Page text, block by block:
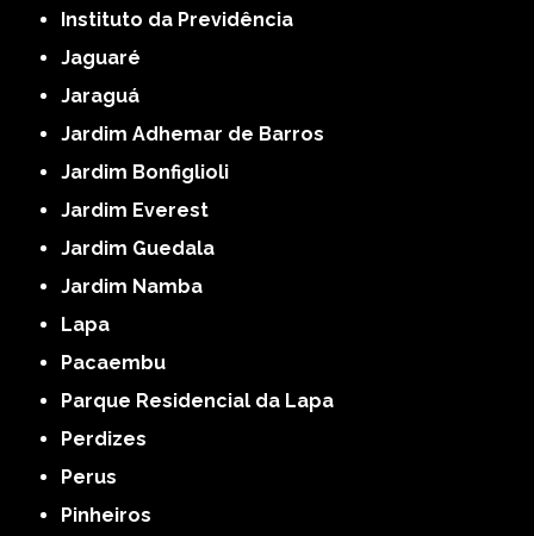
Instituto da Previdência
Jaguaré
Jaraguá
Jardim Adhemar de Barros
Jardim Bonfiglioli
Jardim Everest
Jardim Guedala
Jardim Namba
Lapa
Pacaembu
Parque Residencial da Lapa
Perdizes
Perus
Pinheiros